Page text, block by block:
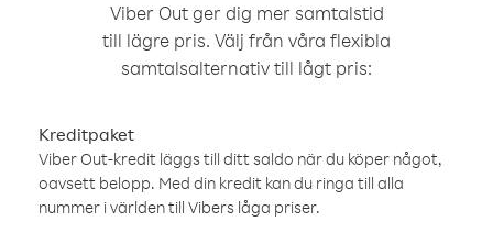
Viber Out ger dig mer samtalstid
till lägre pris. Välj från våra flexibla
samtalsalternativ till lågt pris:
Kreditpaket
Viber Out-kredit läggs till ditt saldo när du köper något,
oavsett belopp. Med din kredit kan du ringa till alla
nummer i världen till Vibers låga priser.